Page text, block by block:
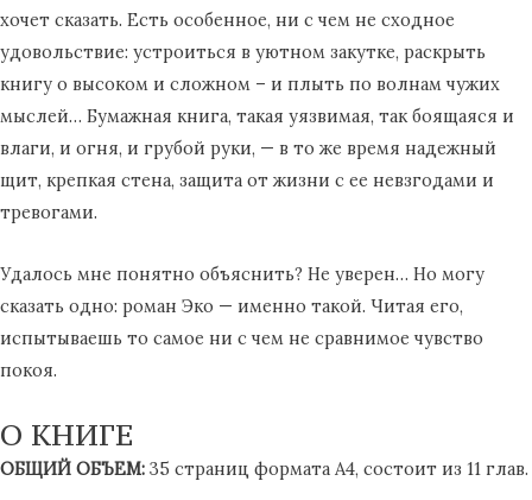
хочет сказать. Есть особенное, ни с чем не сходное
удовольствие: устроиться в уютном закутке, раскрыть
книгу о высоком и сложном – и плыть по волнам чужих
мыслей… Бумажная книга, такая уязвимая, так боящаяся и
влаги, и огня, и грубой руки, — в то же время надежный
щит, крепкая стена, защита от жизни с ее невзгодами и
тревогами.
Удалось мне понятно объяснить? Не уверен… Но могу
сказать одно: роман Эко — именно такой. Читая его,
испытываешь то самое ни с чем не сравнимое чувство
покоя.
О КНИГЕ
ОБЩИЙ ОБЪЕМ: 35 страниц формата А4, состоит из 11 глав.